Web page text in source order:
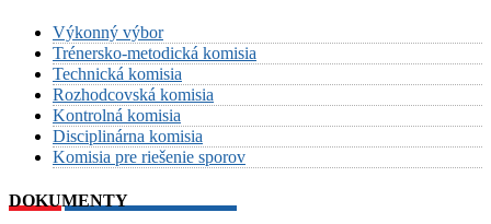
Výkonný výbor
Trénersko-metodická komisia
Technická komisia
Rozhodcovská komisia
Kontrolná komisia
Disciplinárna komisia
Komisia pre riešenie sporov
DOKUMENTY